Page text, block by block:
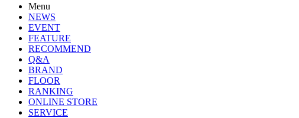
Menu
NEWS
EVENT
FEATURE
RECOMMEND
Q&A
BRAND
FLOOR
RANKING
ONLINE STORE
SERVICE